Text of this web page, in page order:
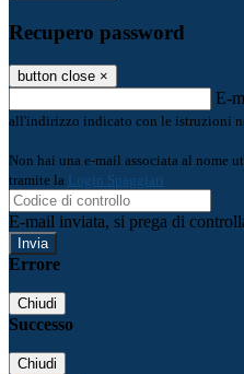
Recupero password
button close ×
E-
all'indirizzo indicato con le istruzioni
Non hai una e-mail associata al nome
tramite la Login Spaggiari
E-mail inviata, si prega di
Errore
Chiudi
Successo
Chiudi